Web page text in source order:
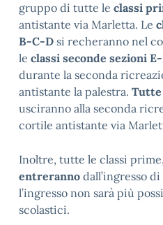
gruppo di tutte le classi
antistante via Marletta. Le
B-C-D si recheranno nel
le classi seconde sezioni
durante la seconda
antistante la palestra. Tutte
usciranno alla seconda
cortile antistante via
Inoltre, tutte le classi
entreranno dall’ingresso
l’ingresso non sarà più
scolastici.